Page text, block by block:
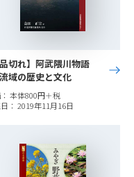
品切れ】阿武隈川物語
域の歴史と文化
本体800円＋税
： 2019年11月16日